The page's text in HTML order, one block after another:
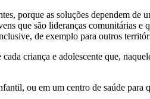
porque as soluções dependem de
que são lideranças comunitárias e
de exemplo para outros
criança e adolescente que,
ou em um centro de saúde para